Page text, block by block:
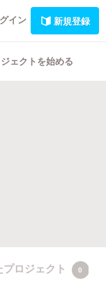
イン 新規登録
ェクトを始める
ロジェクト 0